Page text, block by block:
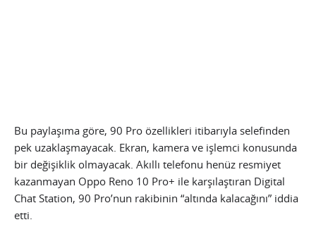
Bu paylaşıma göre, 90 Pro özellikleri itibarıyla selefinden
pek uzaklaşmayacak. Ekran, kamera ve işlemci konusunda
bir değişiklik olmayacak. Akıllı telefonu henüz resmiyet
kazanmayan Oppo Reno 10 Pro+ ile karşılaştıran Digital
Chat Station, 90 Pro’nun rakibinin “altında kalacağını” iddia
etti.